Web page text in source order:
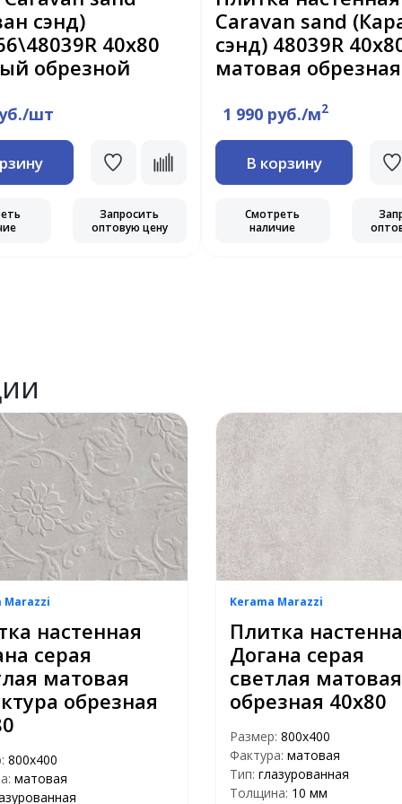
сэнд)
40x80
обрезной
шт
Запросить
оптовую цену
Caravan sand
сэнд) 48039R
матовая обрезная
1 990 руб./м2
В корзину
Смотреть
наличие
Marazzi
настенная
серая
матовая
обрезная
800х400
матовая
Kerama Marazzi
Плитка
Догана серая
светлая матовая
обрезная 40х80
Размер: 800х400
Фактура: матовая
Тип: глазурованная
Толщина: 10 мм